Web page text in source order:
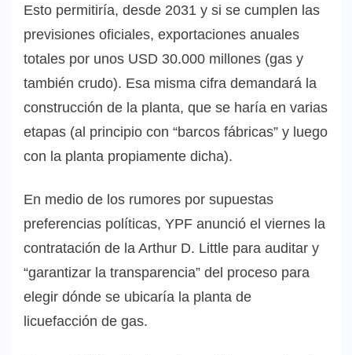
Esto permitiría, desde 2031 y si se cumplen las
previsiones oficiales, exportaciones anuales
totales por unos USD 30.000 millones (gas y
también crudo). Esa misma cifra demandará la
construcción de la planta, que se haría en varias
etapas (al principio con “barcos fábricas” y luego
con la planta propiamente dicha).
En medio de los rumores por supuestas
preferencias políticas, YPF anunció el viernes la
contratación de la Arthur D. Little para auditar y
“garantizar la transparencia” del proceso para
elegir dónde se ubicaría la planta de
licuefacción de gas.